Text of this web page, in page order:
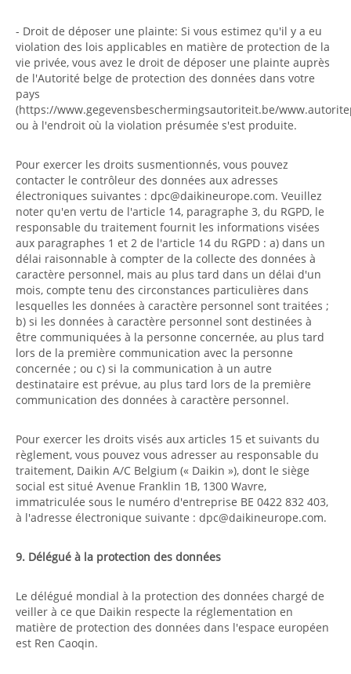
- Droit de déposer une plainte: Si vous estimez qu'il y a eu
violation des lois applicables en matière de protection de la
vie privée, vous avez le droit de déposer une plainte auprès
de l'Autorité belge de protection des données dans votre
pays
(https://www.gegevensbeschermingsautoriteit.be/
ou à l'endroit où la violation présumée s'est produite.
Pour exercer les droits susmentionnés, vous pouvez
contacter le contrôleur des données aux adresses
électroniques suivantes : dpc@daikineurope.com. Veuillez
noter qu'en vertu de l'article 14, paragraphe 3, du RGPD, le
responsable du traitement fournit les informations visées
aux paragraphes 1 et 2 de l'article 14 du RGPD : a) dans un
délai raisonnable à compter de la collecte des données à
caractère personnel, mais au plus tard dans un délai d'un
mois, compte tenu des circonstances particulières dans
lesquelles les données à caractère personnel sont traitées ;
b) si les données à caractère personnel sont destinées à
être communiquées à la personne concernée, au plus tard
lors de la première communication avec la personne
concernée ; ou c) si la communication à un autre
destinataire est prévue, au plus tard lors de la première
communication des données à caractère personnel.
Pour exercer les droits visés aux articles 15 et suivants du
règlement, vous pouvez vous adresser au responsable du
traitement, Daikin A/C Belgium (« Daikin »), dont le siège
social est situé Avenue Franklin 1B, 1300 Wavre,
immatriculée sous le numéro d'entreprise BE 0422 832 403,
à l'adresse électronique suivante : dpc@daikineurope.com.
9. Délégué à la protection des données
Le délégué mondial à la protection des données chargé de
veiller à ce que Daikin respecte la réglementation en
matière de protection des données dans l'espace européen
est Ren Caoqin.